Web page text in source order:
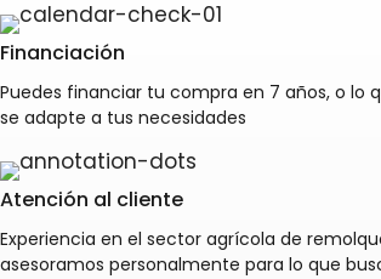
Financiación
Puedes financiar tu compra en 7 años, o lo
se adapte a tus necesidades
Atención al cliente
Experiencia en el sector agrícola de
asesoramos personalmente para lo que